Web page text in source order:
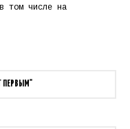
том числе на
ПЕРВЫМ"